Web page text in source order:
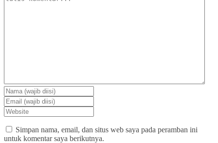
Simpan nama, email, dan situs web saya pada peramban ini
untuk komentar saya berikutnya.